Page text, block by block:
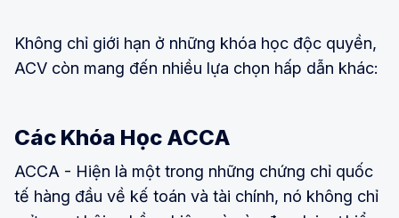
Không chỉ giới hạn ở những khóa học độc quyền,
ACV còn mang đến nhiều lựa chọn hấp dẫn khác:
Các Khóa Học ACCA
ACCA - Hiện là một trong những chứng chỉ quốc
tế hàng đầu về kế toán và tài chính, nó không chỉ